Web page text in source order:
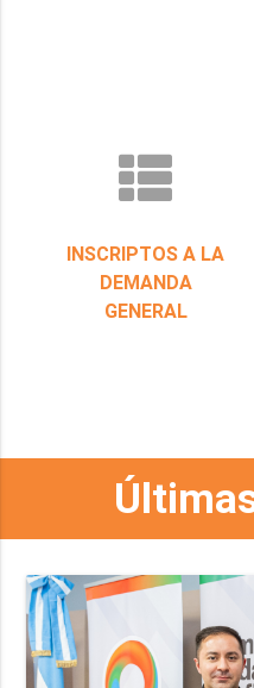
INSCRIPTOS A LA
DEMANDA
GENERAL